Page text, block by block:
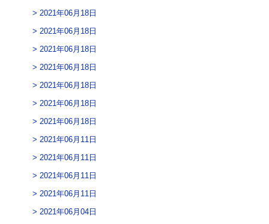
2021年06月18日
2021年06月18日
2021年06月18日
2021年06月18日
2021年06月18日
2021年06月18日
2021年06月18日
2021年06月11日
2021年06月11日
2021年06月11日
2021年06月11日
2021年06月04日